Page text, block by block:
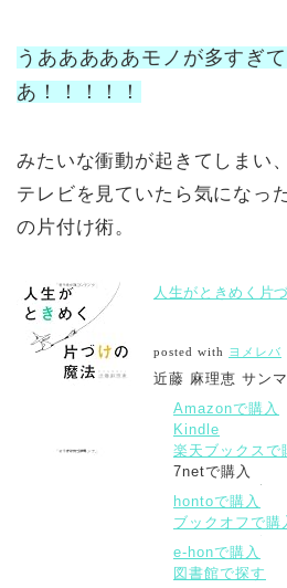
うあああああモノが多すぎ
あ！！！！！
みたいな衝動が起きてしまい、
テレビを見ていたら気になっ
の片付け術。
人生がときめく片
posted with ヨメレバ
近藤 麻理恵 サン
Amazonで購入
Kindle
楽天ブックスで
7netで購入
hontoで購入
ブックオフで購
e-honで購入
図書館で探す